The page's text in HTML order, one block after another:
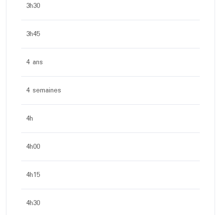
3h30
3h45
4 ans
4 semaines
4h
4h00
4h15
4h30